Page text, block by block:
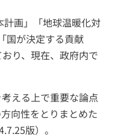
画」「地球温暖化対
国が決定する貢献
おり、現在、政府内で
える上で重要な論点
向性をとりまとめた
版）。